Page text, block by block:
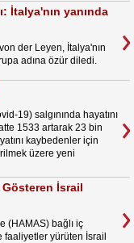
İtalya'nın yanında
der Leyen, İtalya'nın
adına özür diledi.
19) salgınında hayatını
1533 artarak 23 bin
kaybedenler için
üzere yeni
Gösteren İsrail
(HAMAS) bağlı iç
yürüten İsrail